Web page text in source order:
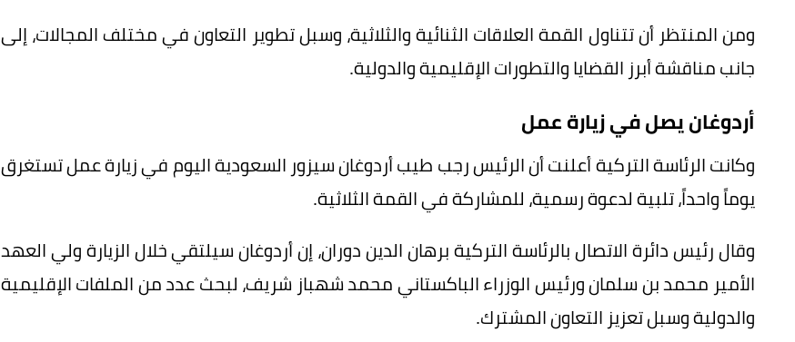
ومن المنتظر أن تتناول القمة العلاقات الثنائية والثلاثية، وسبل تطوير التعاون في مختلف المجالات، إلى
جانب مناقشة أبرز القضايا والتطورات الإقليمية والدولية.
أردوغان يصل في زيارة عمل
وكانت الرئاسة التركية أعلنت أن الرئيس رجب طيب أردوغان سيزور السعودية اليوم في زيارة عمل تستغرق
يوماً واحداً، تلبية لدعوة رسمية، للمشاركة في القمة الثلاثية.
وقال رئيس دائرة الاتصال بالرئاسة التركية برهان الدين دوران، إن أردوغان سيلتقي خلال الزيارة ولي العهد
الأمير محمد بن سلمان ورئيس الوزراء الباكستاني محمد شهباز شريف، لبحث عدد من الملفات الإقليمية
والدولية وسبل تعزيز التعاون المشترك.